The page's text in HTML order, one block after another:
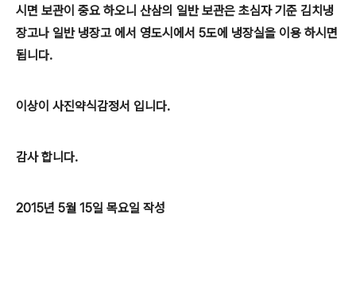
시면 보관이 중요 하오니 산삼의 일반 보관은 초심자 기준 김치냉
장고나 일반 냉장고 에서 영도시에서 5도에 냉장실을 이용 하시면
됩니다.
이상이 사진약식감정서 입니다.
감사 합니다.
2015년 5월 15일 목요일 작성